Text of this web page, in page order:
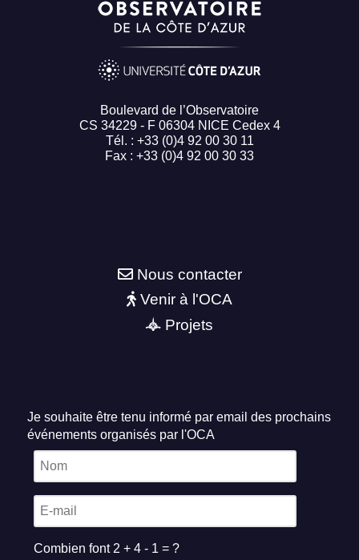
Boulevard de l’Observatoire
CS 34229 - F 06304 NICE Cedex 4
Tél. : +33 (0)4 92 00 30 11
Fax : +33 (0)4 92 00 30 33
Nous contacter
Venir à l'OCA
Projets
Je souhaite être tenu informé par email des prochains
événements organisés par l'OCA
Combien font 2 + 4 - 1 = ?